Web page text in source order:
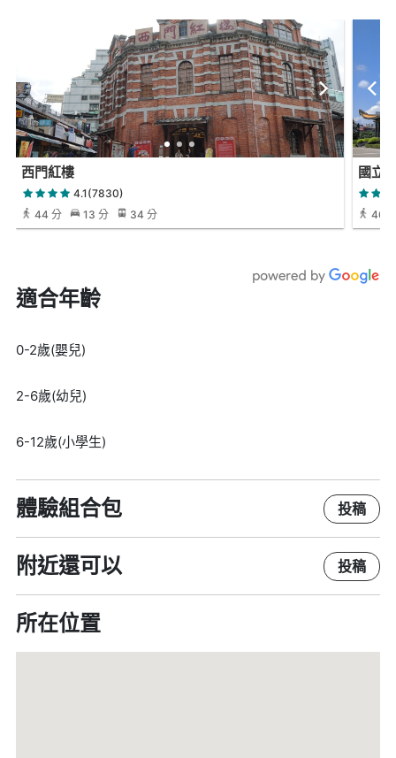
西門紅樓
4.1(7830)
44 分
13 分 34 分
國立
46
適合年齡
0-2歲(嬰兒)
2-6歲(幼兒)
6-12歲(小學生)
體驗組合包 投稿
附近還可以 投稿
所在位置